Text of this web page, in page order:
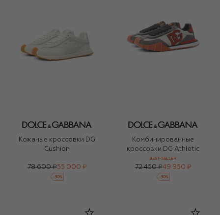
Кожаные кроссовки DG
Cushion
78 600 ₽55 000 ₽
-30%
Комбинированные
кроссовки DG Athletic
BEST-SELLER
72 450 ₽49 950 ₽
-30%